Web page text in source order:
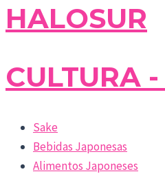
HALOSUR
CULTURA
Sake
Bebidas Japonesas
Alimentos Japoneses